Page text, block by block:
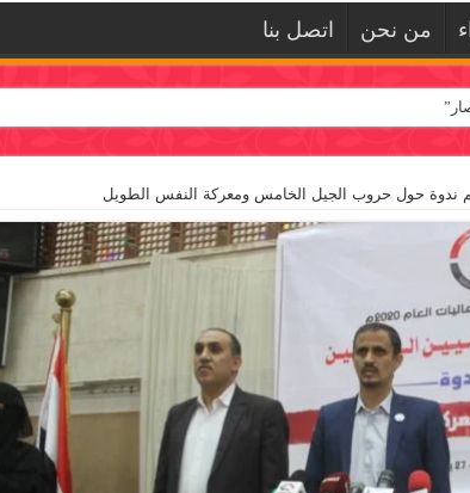
من نحن اتصل بنا
ينظم ندوة حول حروب الجيل الخامس ومعركة النفس الطويل